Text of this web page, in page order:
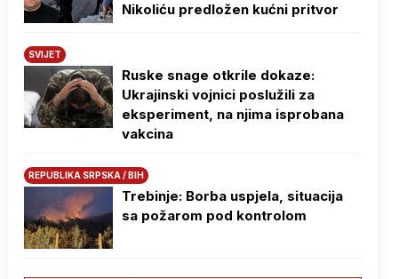
Nikoliću predložen kućni pritvor
SVIJET
Ruske snage otkrile dokaze:
Ukrajinski vojnici poslužili za
eksperiment, na njima isprobana
vakcina
REPUBLIKA SRPSKA / BIH
Trebinje: Borba uspjela, situacija
sa požarom pod kontrolom